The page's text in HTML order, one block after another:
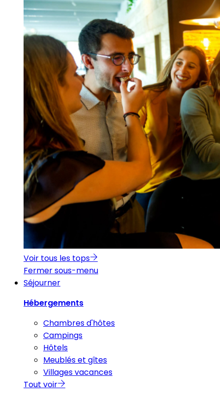
Voir tous les tops
Fermer sous-menu
Séjourner
Hébergements
Chambres d'hôtes
Campings
Hôtels
Meublés et gîtes
Villages vacances
Tout voir